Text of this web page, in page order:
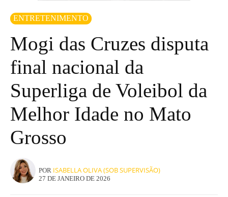
ENTRETENIMENTO
Mogi das Cruzes disputa
final nacional da
Superliga de Voleibol da
Melhor Idade no Mato
Grosso
POR ISABELLA OLIVA (SOB SUPERVISÃO)
27 DE JANEIRO DE 2026